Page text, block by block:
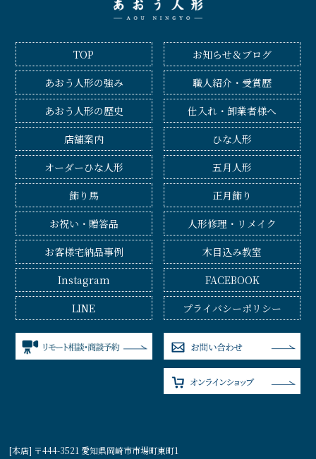
TOP
お知らせ＆ブログ
あおう人形の強み
職人紹介・受賞歴
あおう人形の歴史
仕入れ・卸業者様へ
店舗案内
ひな人形
オーダーひな人形
五月人形
飾り馬
正月飾り
お祝い・贈答品
人形修理・リメイク
お客様宅納品事例
木目込み教室
Instagram
FACEBOOK
LINE
プライバシーポリシー
[本店] 〒444-3521 愛知県岡崎市市場町東町1